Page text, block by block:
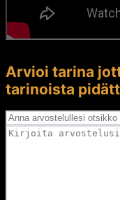
Arvioi tarina
tarinoista